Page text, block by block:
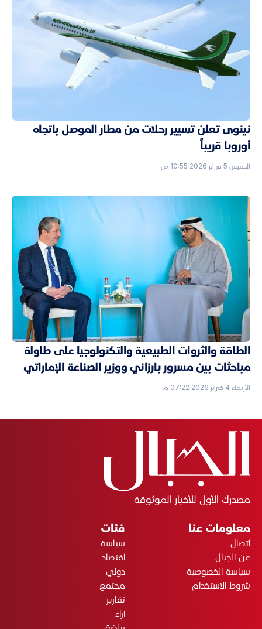
نينوى تعلن تسيير رحلات من مطار الموصل باتجاه
أوروبا قريباً
الخميس 5 فبراير 2026 10:55 ص
الطاقة والثروات الطبيعية والتكنولوجيا على طاولة
مباحثات بين مسرور بارزاني ووزير الصناعة الإماراتي
الأربعاء 4 فبراير 2026 07:22 م
مصدرك الأول للأخبار الموثوقة
معلومات عنا
اتصال
عن الجبال
سياسة الخصوصية
شروط الاستخدام
فئات
سياسة
اقتصاد
دولي
مجتمع
تقارير
آراء